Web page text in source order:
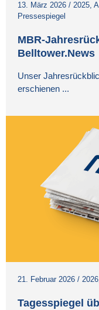
13. März 2026 / 2025,
Pressespiegel
MBR-
Belltower.News
Unser
erschienen ...
21. Februar 2026 / 2026
Tagesspiegel